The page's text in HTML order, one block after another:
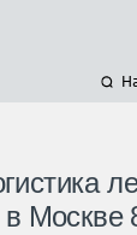
Москве